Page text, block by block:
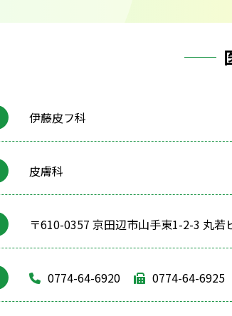
伊藤皮フ科
皮膚科
〒610-0357 京田辺市山手東1-2-3 丸若
0774-64-6920 0774-64-6925